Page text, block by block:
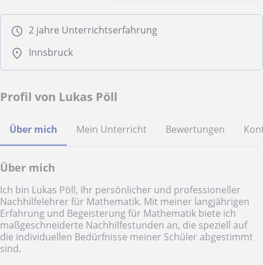
2 jahre Unterrichtserfahrung
Innsbruck
Profil von Lukas Pöll
Über mich Mein Unterricht Bewertungen
Über mich
Ich bin Lukas Pöll, Ihr persönlicher und professioneller
Nachhilfelehrer für Mathematik. Mit meiner langjährigen
Erfahrung und Begeisterung für Mathematik biete ich
maßgeschneiderte Nachhilfestunden an, die speziell auf
die individuellen Bedürfnisse meiner Schüler abgestimmt
sind.